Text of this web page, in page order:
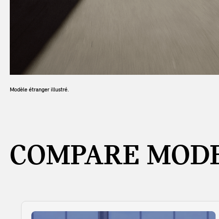
Modèle étranger illustré.
COMPARE